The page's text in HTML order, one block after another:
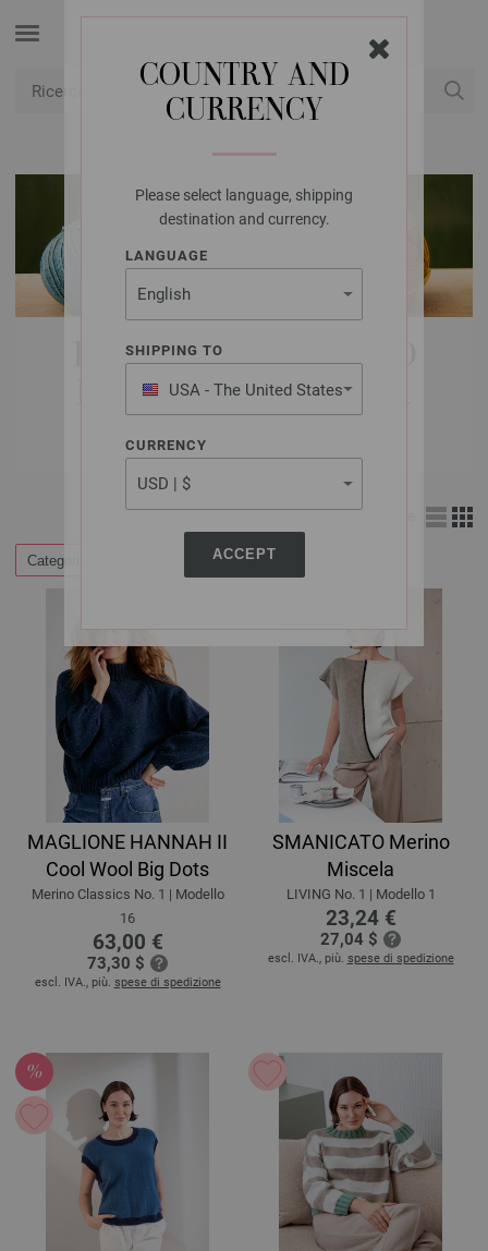
COUNTRY AND
CURRENCY
Please select language, shipping
destination and currency.
LANGUAGE
SHIPPING TO
USA - The United States
of America
CURRENCY
ACCEPT
PACCHETTI MODELLO
DONNE | MAGLIONI &
PONCHOS
Categorie
MAGLIONE HANNAH II
Cool Wool Big Dots
Merino Classics No. 1 | Modello
16
63,00 €
73,30 $
escl. IVA., più. spese di spedizione
SMANICATO Merino
Miscela
LIVING No. 1 | Modello 1
23,24 €
27,04 $
escl. IVA., più. spese di spedizione